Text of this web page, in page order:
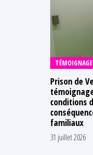
TÉMOIGNAGE
Prison de
conditions
familiaux
31 juillet 2026